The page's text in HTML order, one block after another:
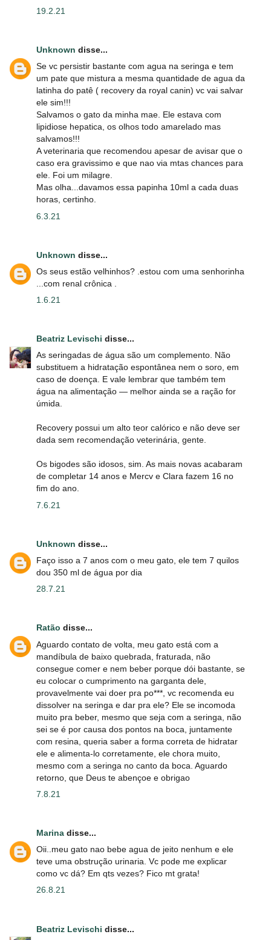
19.2.21
Unknown disse...
Se vc persistir bastante com agua na seringa e tem
um pate que mistura a mesma quantidade de agua da
latinha do patê ( recovery da royal canin) vc vai salvar
ele sim!!!
Salvamos o gato da minha mae. Ele estava com
lipidiose hepatica, os olhos todo amarelado mas
salvamos!!!
A veterinaria que recomendou apesar de avisar que o
caso era gravissimo e que nao via mtas chances para
ele. Foi um milagre.
Mas olha...davamos essa papinha 10ml a cada duas
horas, certinho.
6.3.21
Unknown disse...
Os seus estão velhinhos? .estou com uma senhorinha
...com renal crônica .
1.6.21
Beatriz Levischi disse...
As seringadas de água são um complemento. Não
substituem a hidratação espontânea nem o soro, em
caso de doença. E vale lembrar que também tem
água na alimentação — melhor ainda se a ração for
úmida.
Recovery possui um alto teor calórico e não deve ser
dada sem recomendação veterinária, gente.
Os bigodes são idosos, sim. As mais novas acabaram
de completar 14 anos e Mercv e Clara fazem 16 no
fim do ano.
7.6.21
Unknown disse...
Faço isso a 7 anos com o meu gato, ele tem 7 quilos
dou 350 ml de água por dia
28.7.21
Ratão disse...
Aguardo contato de volta, meu gato está com a
mandíbula de baixo quebrada, fraturada, não
consegue comer e nem beber porque dói bastante, se
eu colocar o cumprimento na garganta dele,
provavelmente vai doer pra po***, vc recomenda eu
dissolver na seringa e dar pra ele? Ele se incomoda
muito pra beber, mesmo que seja com a seringa, não
sei se é por causa dos pontos na boca, juntamente
com resina, queria saber a forma correta de hidratar
ele e alimenta-lo corretamente, ele chora muito,
mesmo com a seringa no canto da boca. Aguardo
retorno, que Deus te abençoe e obrigao
7.8.21
Marina disse...
Oii..meu gato nao bebe agua de jeito nenhum e ele
teve uma obstrução urinaria. Vc pode me explicar
como vc dá? Em qts vezes? Fico mt grata!
26.8.21
Beatriz Levischi disse...